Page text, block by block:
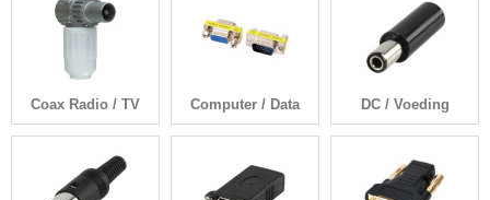
Coax Radio / TV Computer / Data DC / Voeding